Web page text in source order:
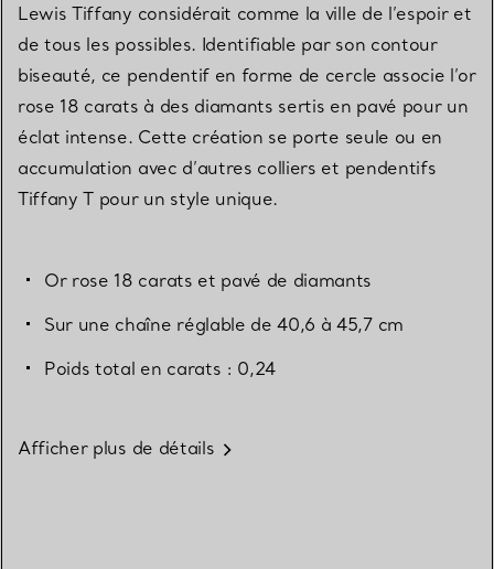
Lewis Tiffany considérait comme la ville de l’espoir et
de tous les possibles. Identifiable par son contour
biseauté, ce pendentif en forme de cercle associe l’or
rose 18 carats à des diamants sertis en pavé pour un
éclat intense. Cette création se porte seule ou en
accumulation avec d’autres colliers et pendentifs
Tiffany T pour un style unique.
Or rose 18 carats et pavé de diamants
Sur une chaîne réglable de 40,6 à 45,7 cm
Poids total en carats : 0,24
Afficher plus de détails